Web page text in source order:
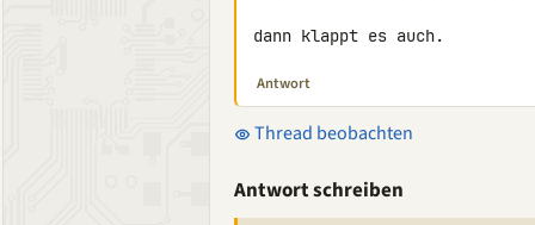
dann klappt es auch.
Antwort
Thread beobachten
Antwort schreiben